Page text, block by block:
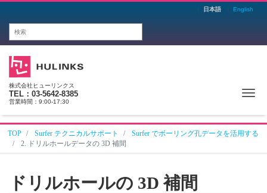
日本語 English
株式会社ヒューリンクス
TEL：03-5642-8385
営業時間：9:00-17:30
TOP Surfer テクニカルサポート
Surfer でボーリング孔データを活用する
2. ドリルホールデータの 3D 補間
ドリルホールの 3D 補間